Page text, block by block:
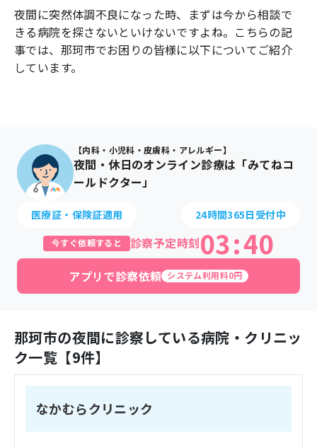
夜間に突然体調不良になった時、まずは今から相談で
きる病院を探さないといけないですよね。こちらの記
事では、 那珂市でお困りの皆様に以下についてご紹介
しています。
【内科・小児科・皮膚科・アレルギー】
夜間・休日のオンライン診療は「みてねコ
ールドクター」
医療証・保険証適用 24時間365日受付中
今すぐ依頼すると 診察予定時刻03:40
アプリで診察依頼 システム利用料0円
那珂市の夜間に診察している病院・クリニッ
ク一覧【9件】
なかむらクリニック